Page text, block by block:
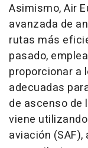
Asimismo, Air
avanzada de
rutas más
pasado,
proporcionar a
adecuadas
de ascenso de
viene
aviación